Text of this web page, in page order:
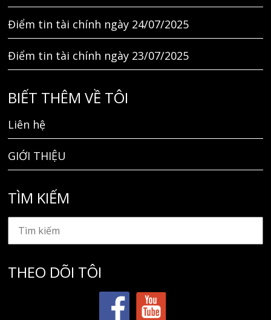
Điểm tin tài chính ngày 24/07/2025
Điểm tin tài chính ngày 23/07/2025
BIẾT THÊM VỀ TÔI
Liên hệ
GIỚI THIỆU
TÌM KIẾM
THEO DÕI TÔI